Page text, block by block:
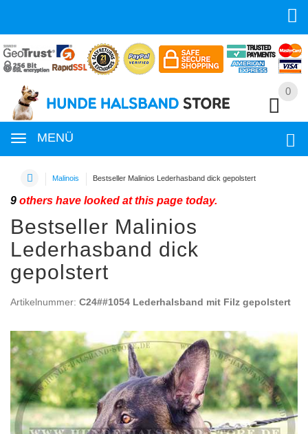
0
MENÜ
0
Malinois Bestseller Malinios Lederhasband dick gepolstert
9 others have looked at this page today.
Bestseller Malinios
Lederhasband dick
gepolstert
Artikelnummer: C24##1054 Lederhalsband mit Filz gepolstert